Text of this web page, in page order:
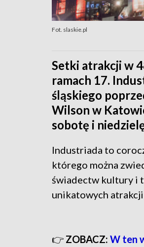
Fot. slaskie.pl
Setki atrakcji w
ramach 17.
śląskiego
Wilson w
sobotę i
Industriada to
którego można
świadectw kultury i
unikatowych
👉 ZOBACZ: W ten